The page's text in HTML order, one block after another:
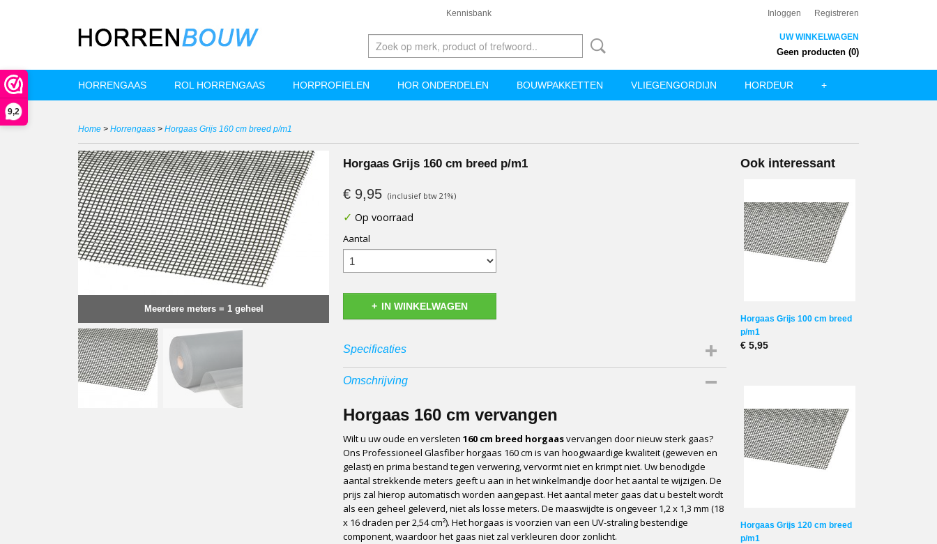
9,2
Kennisbank Inloggen Registreren
UW WINKELWAGEN
Geen producten (0)
HORRENGAAS ROL HORRENGAAS HORPROFIELEN HOR ONDERDELEN BOUWPAKKETTEN VLIEGENGORDIJN HORDEUR +
Home > Horrengaas > Horgaas Grijs 160 cm breed p/m1
Meerdere meters = 1 geheel
Horgaas Grijs 160 cm breed p/m1
€ 9,95 (inclusief btw 21%)
✓ Op voorraad
Aantal
IN WINKELWAGEN
Specificaties
Productcode
Materiaal
Opbouw
Geweven en gelast
Kwaliteit
Professioneel
Herkomst
Europese makelij (dus geen Chinees gaas)
Maaswijdte
1,2 x 1,3 mm (18 x 16 draden per 2,54 cm²)
Gewicht
120 gram per vierkante meter
Openheid (% zonlicht)
Brandveiligheid
Zelfdovend klasse 2
Beschikbare breedtes
30, 60,80,100,120,140,160, 220 cm en 260 cm.
Omschrijving
Horgaas 160 cm vervangen
Wilt u uw oude en versleten 160 cm breed horgaasvervangen door nieuw sterk gaas?
Ons Professioneel Glasfiber horgaas 160 cm is van hoogwaardige kwaliteit (geweven en
gelast) en prima bestand tegen verwering, vervormt niet en krimpt niet. Uw benodigde
aantal strekkende meters geeft u aan in het winkelmandje door het aantal te wijzigen. De
prijs zal hierop automatisch worden aangepast. Het aantal meter gaas dat u bestelt wordt
als een geheel geleverd, niet als losse meters. De maaswijdte is ongeveer 1,2 x 1,3 mm (18
x 16 draden per 2,54 cm²). Het horgaas is voorzien van een UV-straling bestendige
component, waardoor het gaas niet zal verkleuren door zonlicht.
Ook interessant
Horgaas Grijs 100 cm breed
p/m1
€ 5,95
Horgaas Grijs 120 cm breed
p/m1